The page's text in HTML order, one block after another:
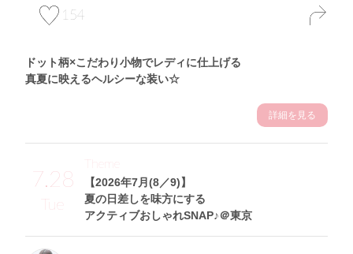
154
ドット柄×こだわり小物でレディに仕上げる
真夏に映えるヘルシーな装い☆
詳細を見る
7.28
Tue
【2026年7月(8／9)】
夏の日差しを味方にする
アクティブおしゃれSNAP♪＠東京
Theme